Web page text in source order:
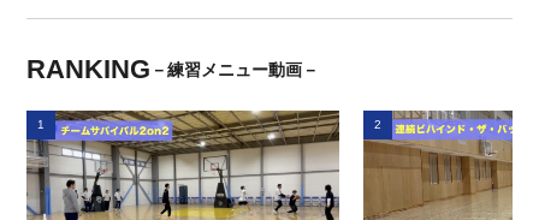
RANKING －練習メニュー動画－
1 2